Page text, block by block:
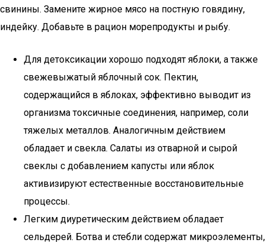
свинины. Замените жирное мясо на постную говядину,
индейку. Добавьте в рацион морепродукты и рыбу.
Для детоксикации хорошо подходят яблоки, а также
свежевыжатый яблочный сок. Пектин,
содержащийся в яблоках, эффективно выводит из
организма токсичные соединения, например, соли
тяжелых металлов. Аналогичным действием
обладает и свекла. Салаты из отварной и сырой
свеклы с добавлением капусты или яблок
активизируют естественные восстановительные
процессы.
Легким диуретическим действием обладает
сельдерей. Ботва и стебли содержат микроэлементы,